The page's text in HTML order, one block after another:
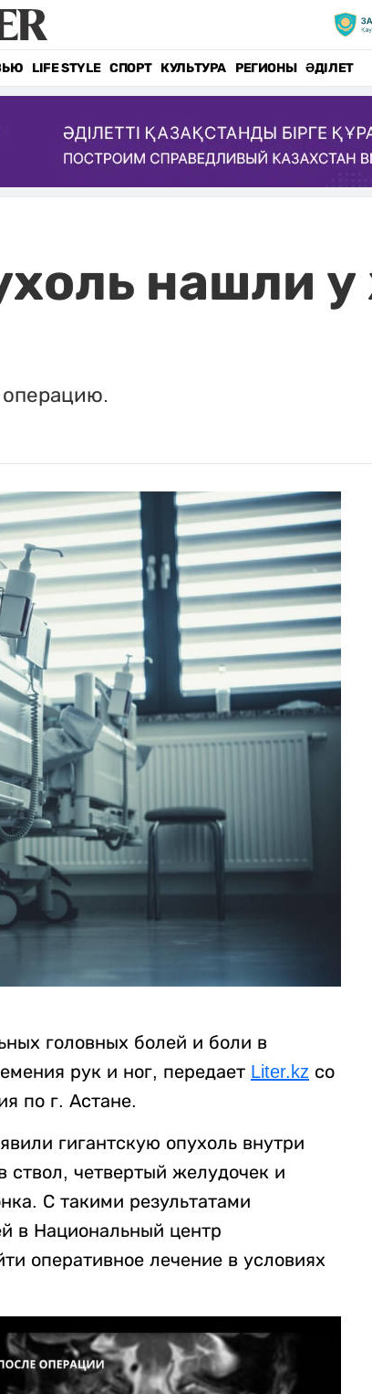
LIFE STYLE СПОРТ КУЛЬТУРА РЕГИОНЫ ӘДІЛЕТ
нашли
головных болей и боли в
рук и ног, передает Liter.kz со
по г. Астане.
гигантскую опухоль внутри
ствол, четвертый желудочек и
С такими результатами
в Национальный центр
оперативное лечение в условиях